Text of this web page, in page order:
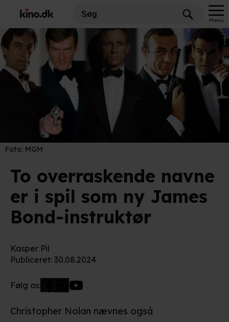
Menu
Foto: MGM
To overraskende navne
er i spil som ny James
Bond-instruktør
Kasper Pil
Publiceret: 30.08.2024
Følg os:
Christopher Nolan nævnes også